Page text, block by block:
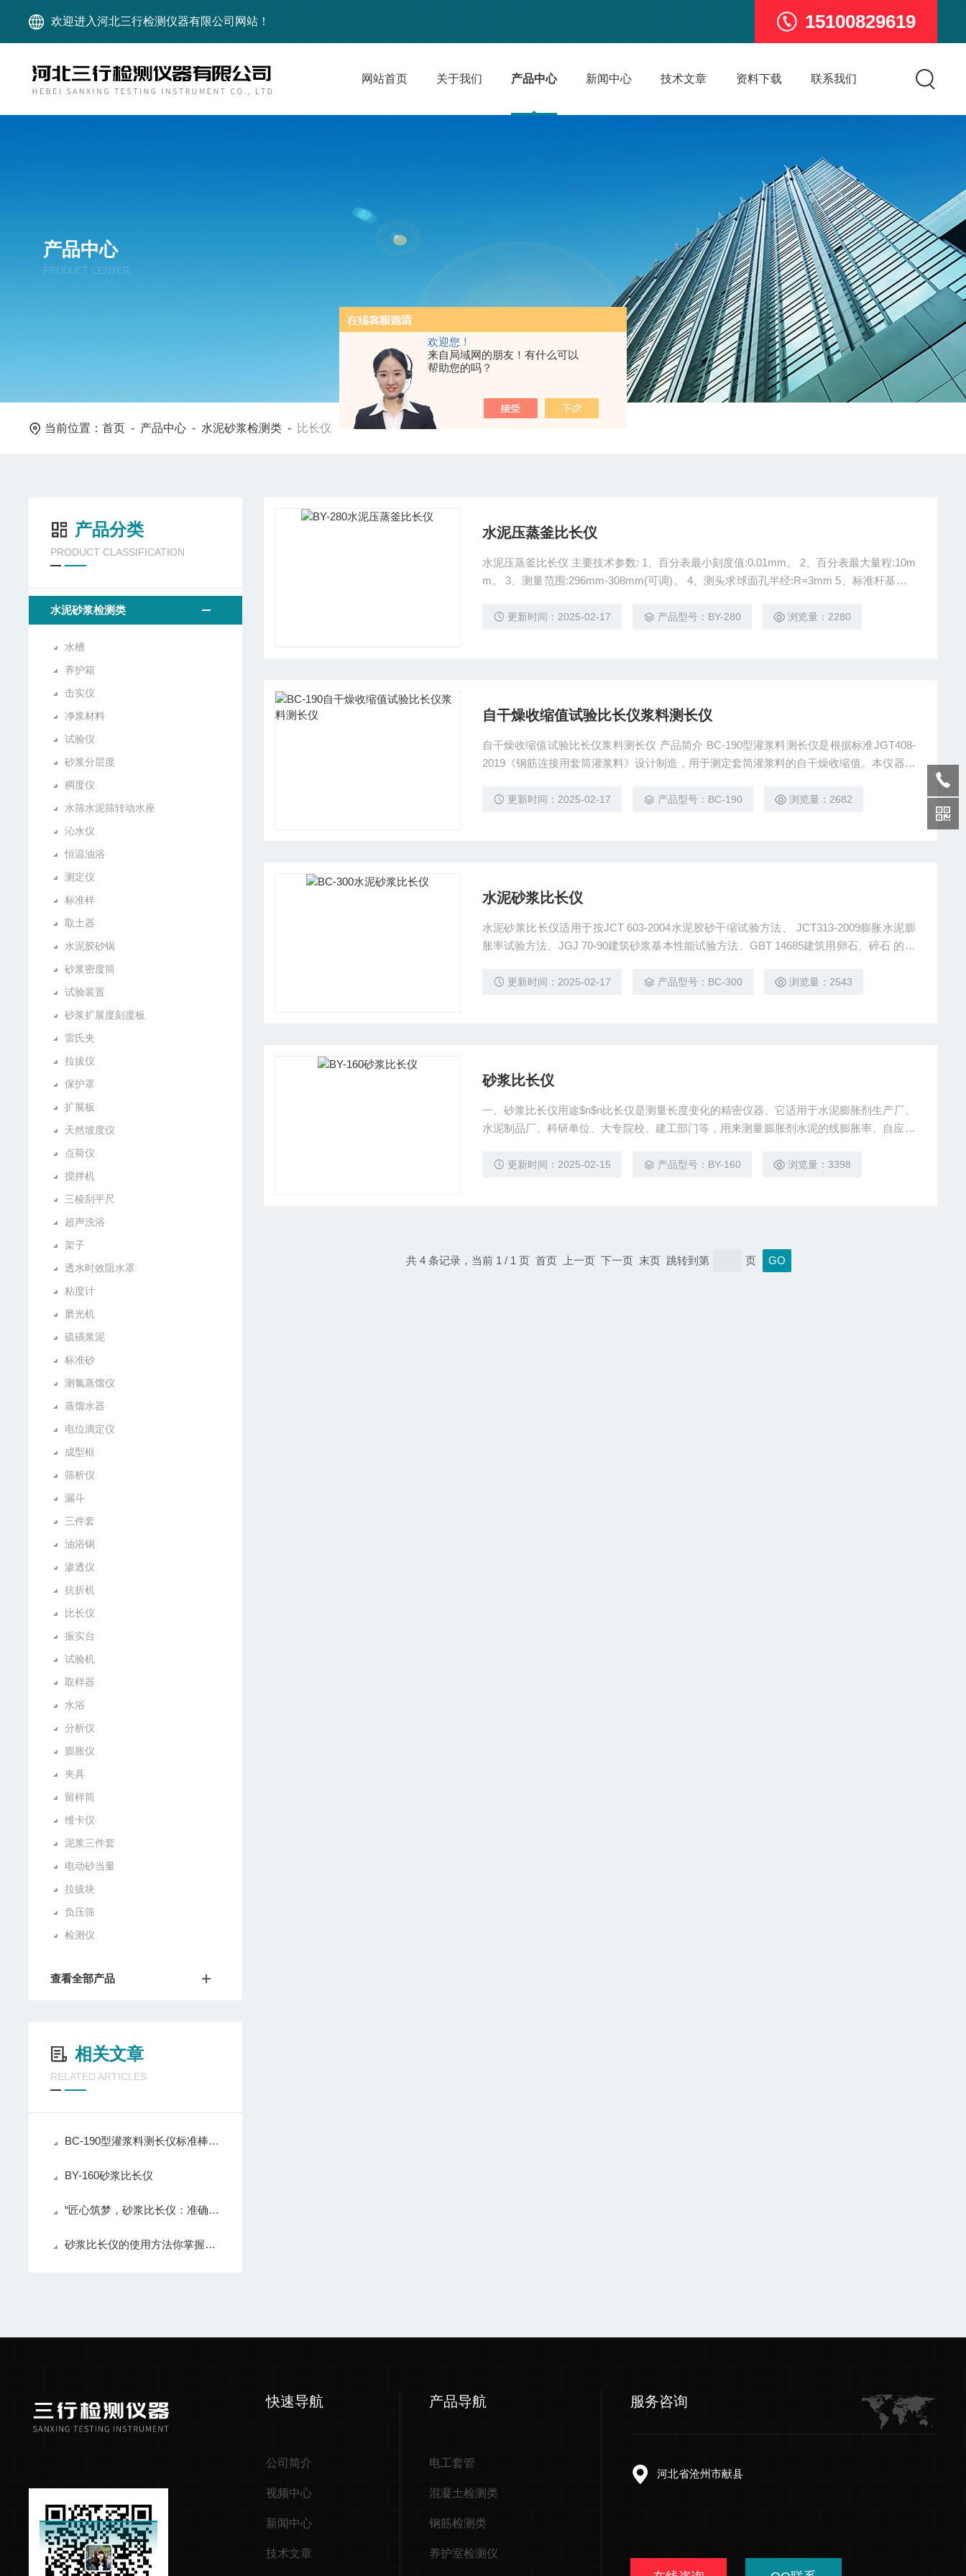
欢迎您！
来自局域网的朋友！有什么可以
帮助您的吗？
欢迎进入河北三行检测仪器有限公司网站！ 15100829619
网站首页 关于我们 产品中心 新闻中心 技术文章 资料下载 联系我们
产品中心
PRODUCT CENTER
当前位置：首页 - 产品中心 - 水泥砂浆检测类 - 比长仪
产品分类
PRODUCT CLASSIFICATION
水泥砂浆检测类
水槽
养护箱
击实仪
净浆材料
试验仪
砂浆分层度
稠度仪
水筛水泥筛转动水座
沁水仪
恒温油浴
测定仪
标准样
取土器
水泥胶砂锅
砂浆密度筒
试验装置
砂浆扩展度刻度板
雷氏夹
拉拔仪
保护罩
扩展板
天然坡度仪
点荷仪
搅拌机
三棱刮平尺
超声洗浴
架子
透水时效阻水罩
粘度计
磨光机
硫磺浆泥
标准砂
测氯蒸馏仪
蒸馏水器
电位滴定仪
成型框
筛析仪
漏斗
三件套
油浴锅
渗透仪
抗折机
比长仪
振实台
试验机
取样器
水浴
分析仪
膨胀仪
夹具
留样筒
维卡仪
泥浆三件套
电动砂当量
拉拔块
负压筛
检测仪
查看全部产品
相关文章
RELATED ARTICLES
BC-190型灌浆料测长仪标准棒190mm
BY-160砂浆比长仪
“匠心筑梦，砂浆比长仪：准确塑造建筑之魂“
砂浆比长仪的使用方法你掌握了吗？
水泥压蒸釜比长仪
水泥压蒸釜比长仪 主要技术参数: 1、百分表最小刻度值:0.01mm。 2、百分表最大量程:10m
m。 3、测量范围:296mm-308mm(可调)。 4、测头求球面孔半经:R=3mm 5、标准杆基长:3
更新时间：2025-02-17 产品型号：BY-280 浏览量：2280
自干燥收缩值试验比长仪浆料测长仪
自干燥收缩值试验比长仪浆料测长仪 产品简介 BC-190型灌浆料测长仪是根据标准JGT408-
2019《钢筋连接用套筒灌浆料》设计制造，用于测定套简灌浆料的自干燥收缩值。本仪器由
更新时间：2025-02-17 产品型号：BC-190 浏览量：2682
水泥砂浆比长仪
水泥砂浆比长仪适用于按JCT 603-2004水泥胶砂干缩试验方法、 JCT313-2009膨胀水泥膨
胀率试验方法、JGJ 70-90建筑砂浆基本性能试验方法、GBT 14685建筑用卵石、碎石 的要
方法》、JC453-96《自应力水泥物物检方法》的要求测定该类水泥的膨胀率，限制膨胀率
更新时间：2025-02-17 产品型号：BC-300 浏览量：2543
砂浆比长仪
一、砂浆比长仪用途$n$n比长仪是测量长度变化的精密仪器、它适用于水泥膨胀剂生产厂、
水泥制品厂、科研单位、大专院校、建工部门等，用来测量膨胀剂水泥的线膨胀率、自应力
0型、混凝土用ISOBY—354型
更新时间：2025-02-15 产品型号：BY-160 浏览量：3398
共 4 条记录，当前 1 / 1 页 首页 上一页 下一页 末页 跳转到第 页
快速导航
公司简介
视频中心
新闻中心
技术文章
产品导航
电工套管
混凝土检测类
钢筋检测类
养护室检测仪
服务咨询
河北省沧州市献县